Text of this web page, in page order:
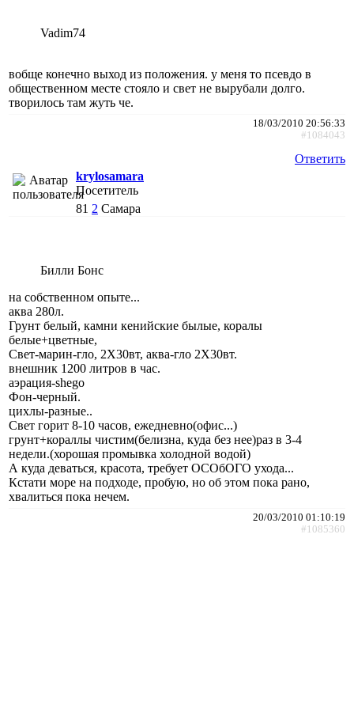
Vadim74
вобще конечно выход из положения. у меня то псевдо в
общественном месте стояло и свет не вырубали долго.
творилось там жуть че.
18/03/2010 20:56:33
#1084043
Ответить
krylosamara
Посетитель
81 2 Самара
Билли Бонс
на собственном опыте...
аква 280л.
Грунт белый, камни кенийские былые, коралы
белые+цветные,
Свет-марин-гло, 2Х30вт, аква-гло 2Х30вт.
внешник 1200 литров в час.
аэрация-shego
Фон-черный.
цихлы-разные..
Свет горит 8-10 часов, ежедневно(офис...)
грунт+кораллы чистим(белизна, куда без нее)раз в 3-4
недели.(хорошая промывка холодной водой)
А куда деваться, красота, требует ОСОбОГО ухода...
Кстати море на подходе, пробую, но об этом пока рано,
хвалиться пока нечем.
20/03/2010 01:10:19
#1085360